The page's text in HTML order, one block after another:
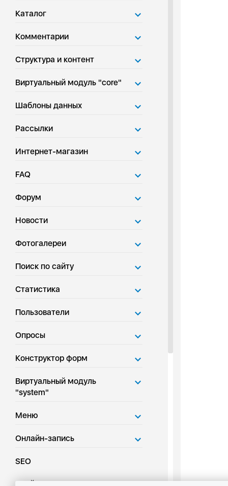
Каталог
Комментарии
Структура и контент
Виртуальный модуль "core"
Шаблоны данных
Рассылки
Интернет-магазин
FAQ
Форум
Новости
Фотогалереи
Поиск по сайту
Статистика
Пользователи
Опросы
Конструктор форм
Виртуальный модуль
"system"
Меню
Онлайн-запись
SEO
Слайдеры